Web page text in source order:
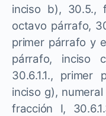
inciso b), 30.5.,
octavo párrafo,
primer párrafo y
párrafo, inciso
30.6.1.1.,
inciso g),
fracción I,